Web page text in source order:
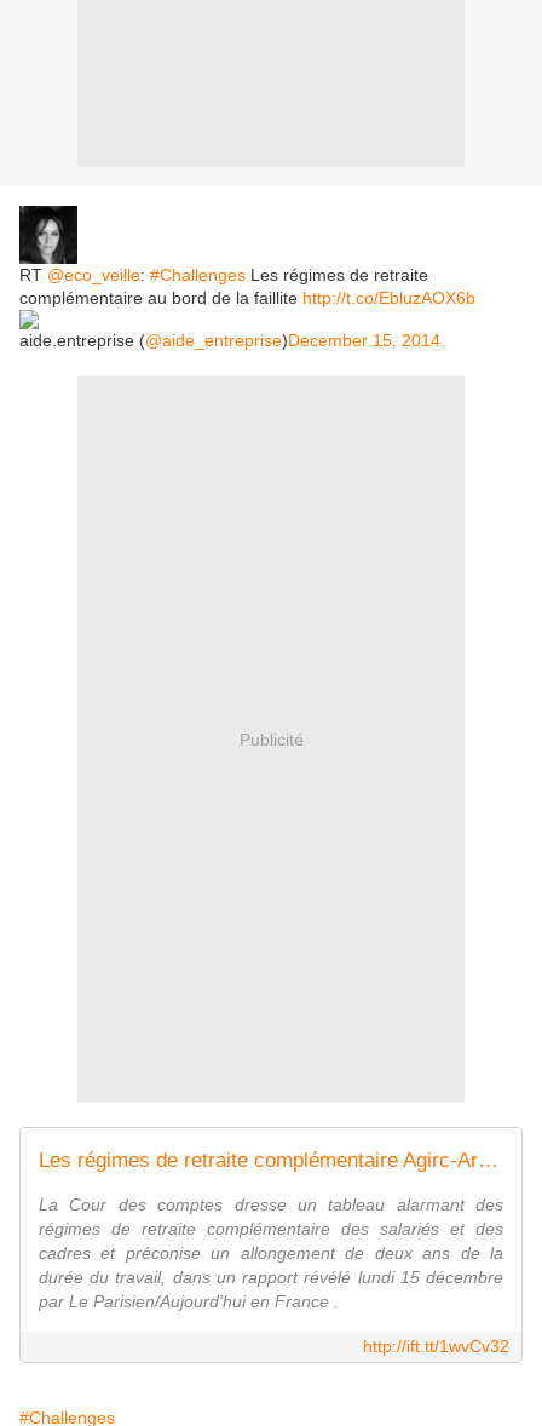
RT @eco_veille: #Challenges Les régimes de retraite
complémentaire au bord de la faillite http://t.co/EbluzAOX6b
aide.entreprise (@aide_entreprise)December 15, 2014
Publicité
Les régimes de retraite complémentaire Agirc-Arrco au bord de la faillite
La Cour des comptes dresse un tableau alarmant des
régimes de retraite complémentaire des salariés et des
cadres et préconise un allongement de deux ans de la
durée du travail, dans un rapport révélé lundi 15 décembre
par Le Parisien/Aujourd'hui en France .
http://ift.tt/1wvCv32
#Challenges